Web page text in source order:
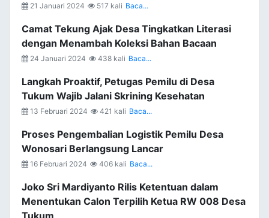
21 Januari 2024 517 kali Baca...
Camat Tekung Ajak Desa Tingkatkan Literasi
dengan Menambah Koleksi Bahan Bacaan
24 Januari 2024 438 kali Baca...
Langkah Proaktif, Petugas Pemilu di Desa
Tukum Wajib Jalani Skrining Kesehatan
13 Februari 2024 421 kali Baca...
Proses Pengembalian Logistik Pemilu Desa
Wonosari Berlangsung Lancar
16 Februari 2024 406 kali Baca...
Joko Sri Mardiyanto Rilis Ketentuan dalam
Menentukan Calon Terpilih Ketua RW 008 Desa
Tukum